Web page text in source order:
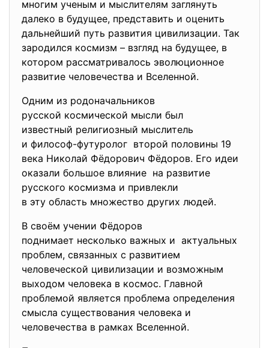
многим ученым и мыслителям заглянуть
далеко в будущее, представить и оценить
дальнейший путь развития цивилизации. Так
зародился космизм – взгляд на будущее, в
котором рассматривалось эволюционное
развитие человечества и Вселенной.
Одним из родоначальников
русской космической мысли был
известный религиозный мыслитель
и философ-футуролог второй половины 19
века Николай Фёдорович Фёдоров. Его идеи
оказали большое влияние на развитие
русского космизма и привлекли
в эту область множество других людей.
В своём учении Фёдоров
поднимает несколько важных и актуальных
проблем, связанных с развитием
человеческой цивилизации и возможным
выходом человека в космос. Главной
проблемой является проблема определения
смысла существования человека и
человечества в рамках Вселенной.